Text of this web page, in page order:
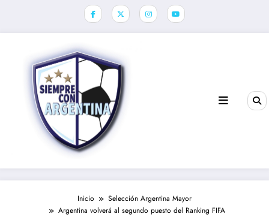
Inicio
Selección Argentina Mayor
Argentina volverá al segundo puesto del Ranking FIFA